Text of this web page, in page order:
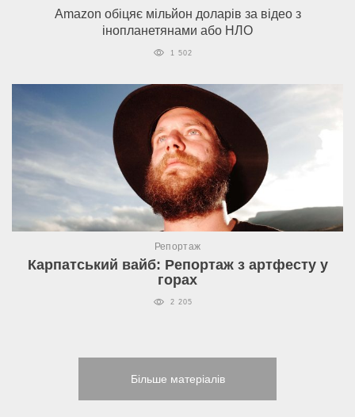
Amazon обіцяє мільйон доларів за відео з
інопланетянами або НЛО
1 502
Репортаж
Карпатський вайб: Репортаж з артфесту у
горах
2 205
Більше матеріалів